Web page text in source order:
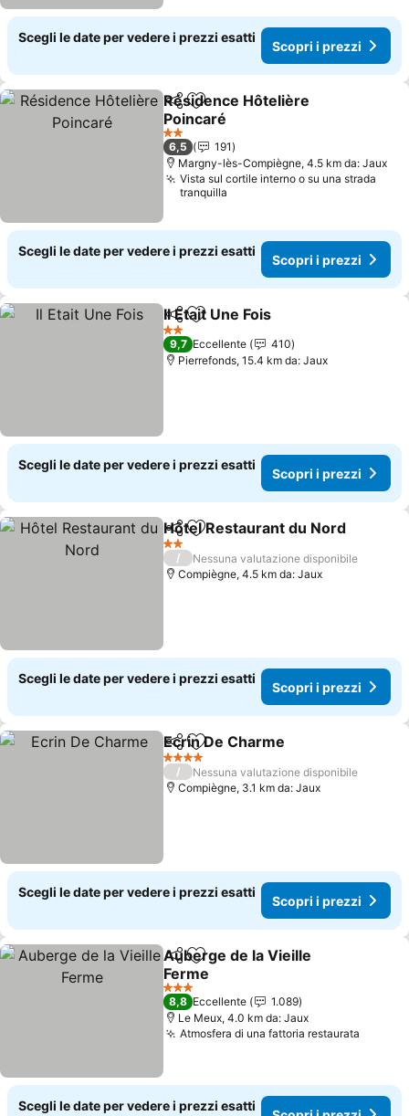
Scegli le date per vedere i prezzi esatti
Scopri i prezzi
CondividiAggiungi ai preferiti
Résidence Hôtelière
Poincaré
Scopri i prezzi
2 Stelle
6,5
191
Margny-lès-Compiègne, 4.5 km da: Jaux
Vista sul cortile interno o su una strada
tranquilla
Scegli le date per vedere i prezzi esatti
Scopri i prezzi
CondividiAggiungi ai preferiti
Il Etait Une Fois
2 Stelle
9,7 Eccellente
410
Pierrefonds, 15.4 km da: Jaux
Scegli le date per vedere i prezzi esatti
Scopri i prezzi
CondividiAggiungi ai preferiti
Hôtel Restaurant du Nord
2 Stelle
/
Nessuna valutazione disponibile
Compiègne, 4.5 km da: Jaux
Scegli le date per vedere i prezzi esatti
Scopri i prezzi
CondividiAggiungi ai preferiti
Ecrin De Charme
4 Stelle
/
Nessuna valutazione disponibile
Compiègne, 3.1 km da: Jaux
Scegli le date per vedere i prezzi esatti
Scopri i prezzi
CondividiAggiungi ai preferiti
Auberge de la Vieille
Ferme
Scopri i prezzi
3 Stelle
8,8 Eccellente
1.089
Le Meux, 4.0 km da: Jaux
Atmosfera di una fattoria restaurata
Scegli le date per vedere i prezzi esatti